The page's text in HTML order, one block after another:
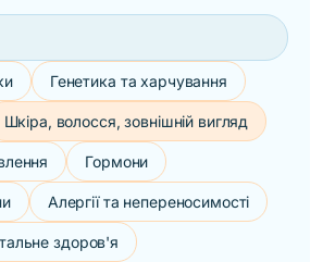
Генетика та харчування
Шкіра, волосся, зовнішній вигляд
Гормони
Алергії та непереносимості
здоров'я